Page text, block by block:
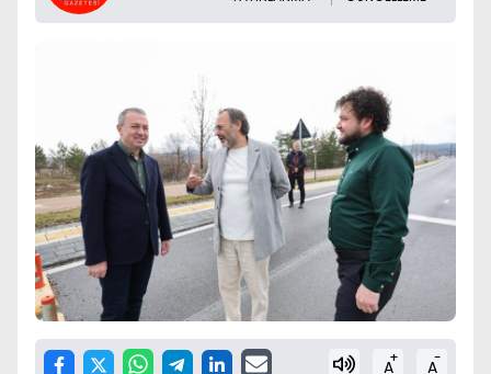
A+ A-